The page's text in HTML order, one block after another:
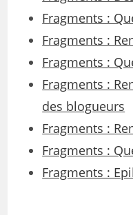
Fragments :
Fragments :
Fragments :
Fragments :
des blogueurs
Fragments :
Fragments :
Fragments :